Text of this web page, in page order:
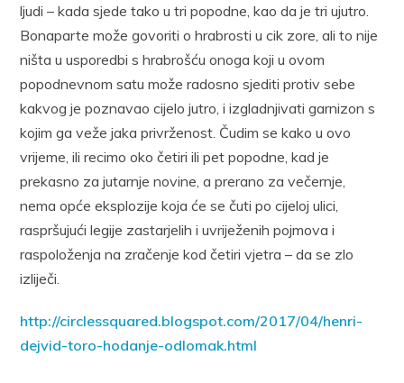
ljudi – kada sjede tako u tri popodne, kao da je tri ujutro.
Bonaparte može govoriti o hrabrosti u cik zore, ali to nije
ništa u usporedbi s hrabrošću onoga koji u ovom
popodnevnom satu može radosno sjediti protiv sebe
kakvog je poznavao cijelo jutro, i izgladnjivati garnizon s
kojim ga veže jaka privrženost. Čudim se kako u ovo
vrijeme, ili recimo oko četiri ili pet popodne, kad je
prekasno za jutarnje novine, a prerano za večernje,
nema opće eksplozije koja će se čuti po cijeloj ulici,
raspršujući legije zastarjelih i uvriježenih pojmova i
raspoloženja na zračenje kod četiri vjetra – da se zlo
izliječi.
http://circlessquared.blogspot.com/2017/04/henri-
dejvid-toro-hodanje-odlomak.html